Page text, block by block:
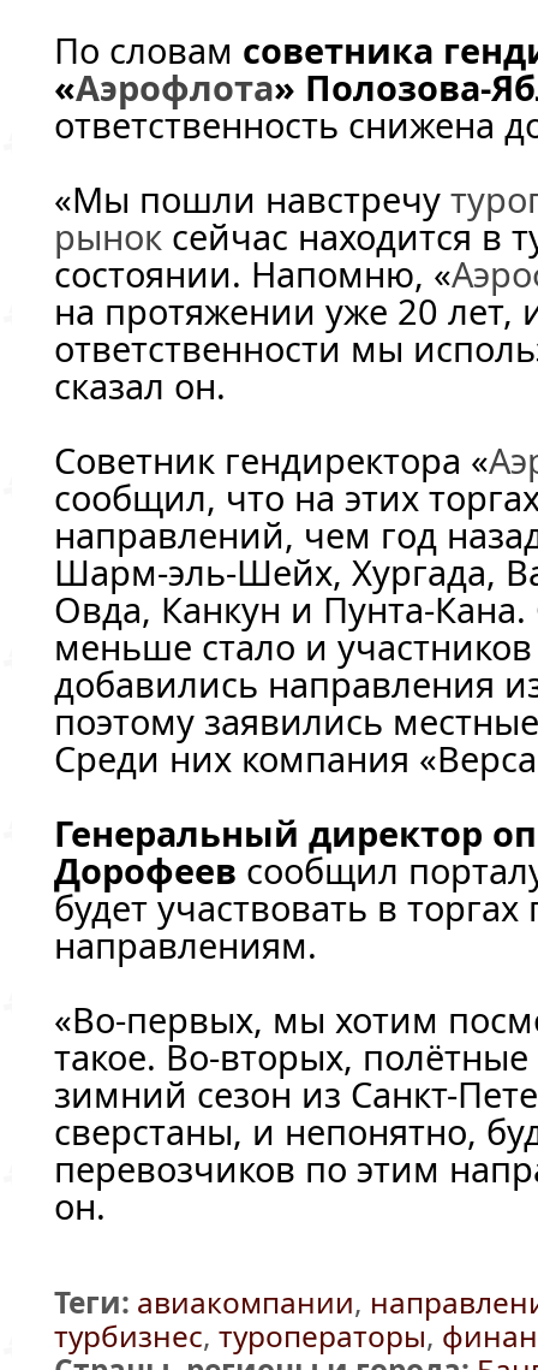
По словам советника
«Аэрофлота» Полозова-
ответственность снижена
«Мы пошли навстречу
рынок сейчас находится в
состоянии. Напомню, «
на протяжении уже 20 лет,
ответственности мы
сказал он.
Советник гендиректора «
сообщил, что на этих
направлений, чем год
Шарм-эль-Шейх, Хургада,
Овда, Канкун и Пунта-Кана.
меньше стало и
добавились направления
поэтому заявились
Среди них компания
Генеральный директор
Дорофеев сообщил
будет участвовать в
направлениям.
«Во-первых, мы хотим
такое. Во-вторых,
зимний сезон из Санкт-
сверстаны, и непонятно,
перевозчиков по этим
он.
Теги: авиакомпании,
турбизнес, туроператоры,